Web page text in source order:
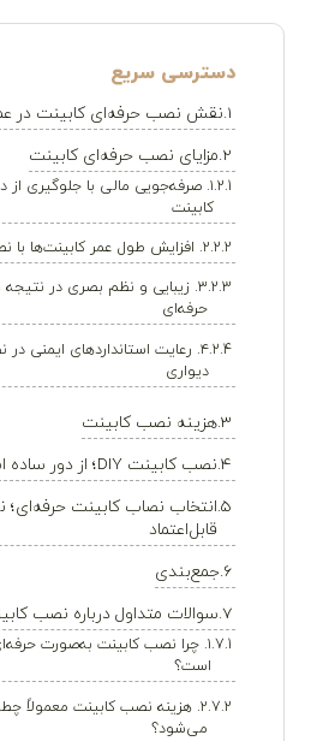
نقش نصب حرفه‌ای کابینت در
مزایای نصب حرفه‌ای کابینت
۱. صرفه‌جویی مالی با جلوگیری از
کابینت
۲. افزایش طول عمر کابینت‌ها با نصب اصولی
۳. زیبایی و نظم بصری در
حرفه‌ای
۴. رعایت استانداردهای ایمنی
دیواری
هزینه نصب کابینت
نصب کابینت DIY؛ از دور ساده اما در عمل پیچیده
انتخاب نصاب کابینت
قابل‌اعتماد
جمع‌بندی
سوالات متداول درباره نصب
۱. چرا نصب کابینت به‌صورت
است؟
۲. هزینه نصب کابینت معمولاً
می‌شود؟